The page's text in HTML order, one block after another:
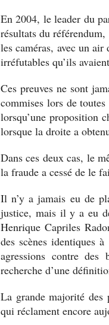
En 2004, le leader du
résultats du référendum,
les caméras, avec un
irréfutables qu’ils
Ces preuves ne sont
commises lors de
lorsqu’une proposition
lorsque la droite a
Dans ces deux cas, le
la fraude a cessé de le
Il n’y a jamais eu de
justice, mais il y a eu
Henrique Capriles
des scènes identiques
agressions contre
recherche d’une
La grande majorité des
qui réclament encore